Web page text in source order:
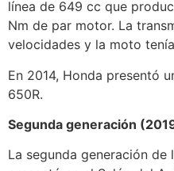
línea de 649 cc que
Nm de par motor. La
velocidades y la moto
En 2014, Honda presentó
650R.
Segunda generación
La segunda generación de